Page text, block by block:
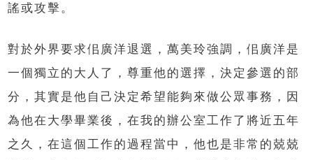
謠或攻擊。
對於外界要求佀廣洋退選，萬美玲強調，佀廣洋是
一個獨立的大人了，尊重他的選擇，決定參選的部
分，其實是他自己決定希望能夠來做公眾事務，因
為他在大學畢業後，在我的辦公室工作了將近五年
之久，在這個工作的過程當中，他也是非常的兢兢